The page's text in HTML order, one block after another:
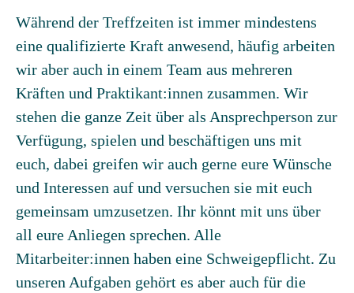
Während der Treffzeiten ist immer mindestens
eine qualifizierte Kraft anwesend, häufig arbeiten
wir aber auch in einem Team aus mehreren
Kräften und Praktikant:innen zusammen. Wir
stehen die ganze Zeit über als Ansprechperson zur
Verfügung, spielen und beschäftigen uns mit
euch, dabei greifen wir auch gerne eure Wünsche
und Interessen auf und versuchen sie mit euch
gemeinsam umzusetzen. Ihr könnt mit uns über
all eure Anliegen sprechen. Alle
Mitarbeiter:innen haben eine Schweigepflicht. Zu
unseren Aufgaben gehört es aber auch für die